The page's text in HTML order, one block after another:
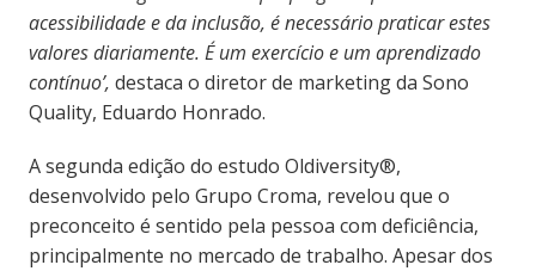
acessibilidade e da inclusão, é necessário praticar estes
valores diariamente. É um exercício e um aprendizado
contínuo’, destaca o diretor de marketing da Sono
Quality, Eduardo Honrado.
A segunda edição do estudo Oldiversity®,
desenvolvido pelo Grupo Croma, revelou que o
preconceito é sentido pela pessoa com deficiência,
principalmente no mercado de trabalho. Apesar dos